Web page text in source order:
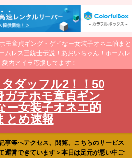
モ童貞ギング・ゲイなー女装子オネエ的まと
ムレス三銃士伝説！あおいちゃん！ホームレ
愛内アイラ応援してます！
ダッフル2！！50
ガチホモ童貞ギン
ー女装子オネエ的
とめ速報
事等へアクセス、閲覧、こちらのサービス
運営できています＞本日は足元が悪い中ご